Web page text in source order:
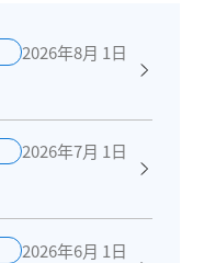
2026年8月 1日
2026年7月 1日
2026年6月 1日